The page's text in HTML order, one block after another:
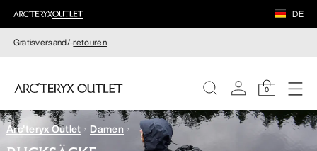
DE
Gratisversand/-retouren
0
DAMEN
Arc'teryx Outlet Damen